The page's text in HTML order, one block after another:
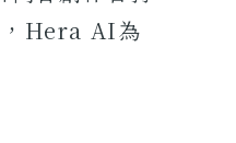
Hera AI為